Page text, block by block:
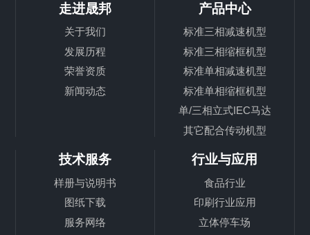
走进晟邦
关于我们
发展历程
荣誉资质
新闻动态
产品中心
标准三相减速机型
标准三相缩框机型
标准单相减速机型
标准单相缩框机型
单/三相立式IEC马达
其它配合传动机型
技术服务
样册与说明书
图纸下载
服务网络
行业与应用
食品行业
印刷行业应用
立体停车场